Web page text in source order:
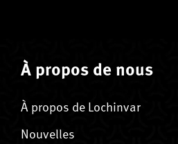
À propos de nous
À propos de Lochinvar
Nouvelles